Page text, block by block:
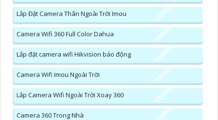
Lắp Đặt Camera Thân Ngoài Trời Imou
Camera Wifi 360 Full Color Dahua
Lắp đặt camera wifi Hikvision báo động
Camera Wifi Imou Ngoài Trời
Lắp Camera Wifi Ngoài Trời Xoay 360
Camera 360 Trong Nhà